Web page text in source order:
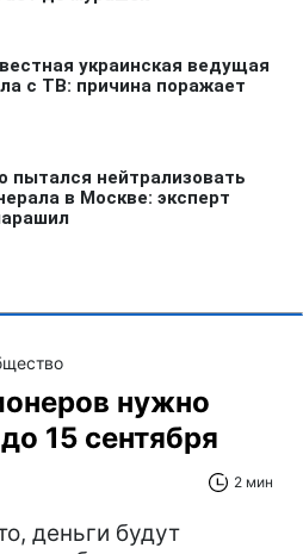
нужно
15 сентября
2 мин
деньги будут